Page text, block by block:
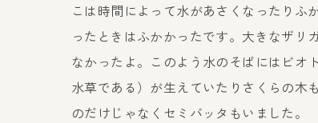
こは時間によって水があさくなったりふ
ったときはふかかったです。大きなザリ
なかったよ。このよう水のそばにはビオ
水草である）が生えていたりさくらの木
のだけじゃなくセミバッタもいました。